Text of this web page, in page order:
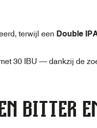
terwijl een Double
30 IBU — dankzij de
BITTER